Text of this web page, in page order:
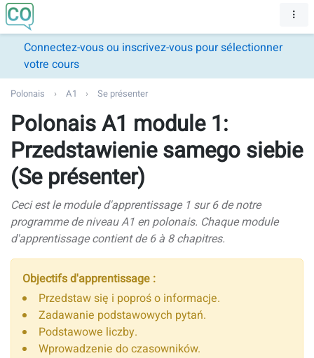
Connectez-vous ou inscrivez-vous pour sélectionner
votre cours
Polonais A1 Se présenter
Polonais A1 module 1:
Przedstawienie samego siebie
(Se présenter)
Ceci est le module d'apprentissage 1 sur 6 de notre
programme de niveau A1 en polonais. Chaque module
d'apprentissage contient de 6 à 8 chapitres.
Objectifs d'apprentissage :
Przedstaw się i poproś o informacje.
Zadawanie podstawowych pytań.
Podstawowe liczby.
Wprowadzenie do czasowników.